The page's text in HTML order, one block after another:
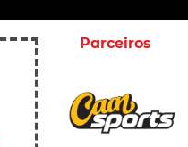
Parceiros